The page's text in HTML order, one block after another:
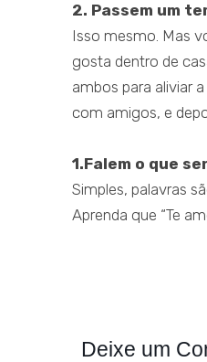
2. Passem um
Isso mesmo. Mas
gosta dentro de
ambos para aliviar
com amigos, e
1.Falem o que
Simples, palavras
Aprenda que “Te
Deixe um